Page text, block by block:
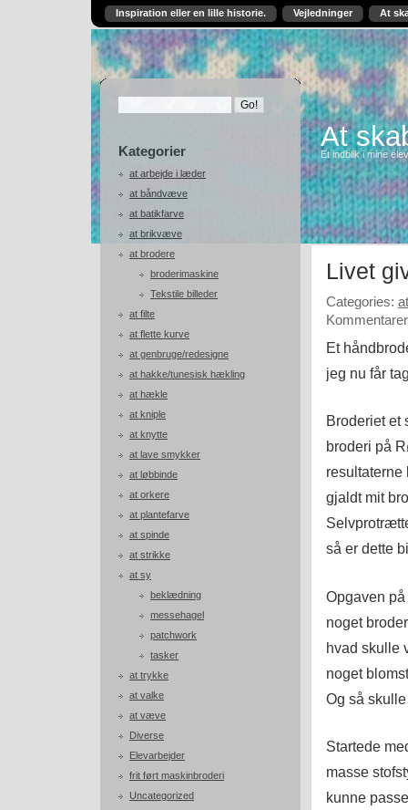
Inspiration eller en lille historie. Vejledninger At
Kategorier
at arbejde i læder
at båndvæve
at batikfarve
at brikvæve
at brodere
broderimaskine
Tekstile billeder
at filte
at flette kurve
at genbruge/redesigne
at hakke/tunesisk hækling
at hækle
at kniple
at knytte
at lave smykker
at løbbinde
at orkere
at plantefarve
at spinde
at strikke
at sy
beklædning
messehagel
patchwork
tasker
at trykke
at valke
at væve
Diverse
Elevarbejder
frit ført maskinbroderi
Uncategorized
At
Et indblik i mine
Livet
Categories:
Et
jeg nu får
Broderiet et
broderi på
resultaterne
gjaldt mit
så er dette
Opgaven
noget
hvad skulle
noget
Og så
Startede
masse
kunne